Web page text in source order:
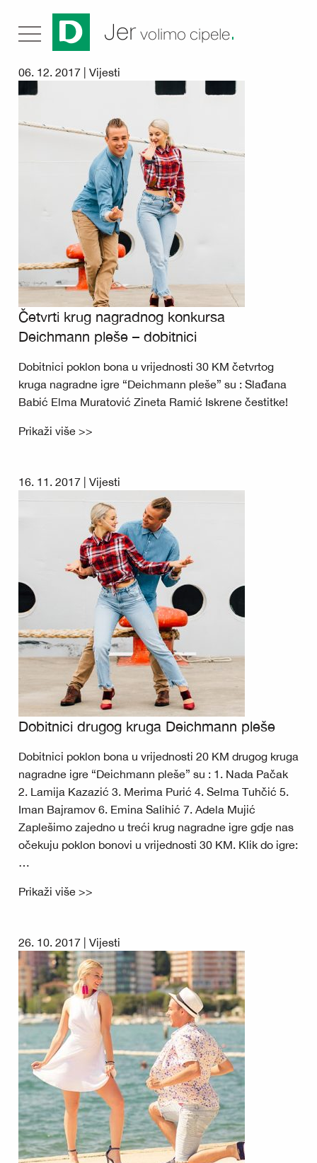
Jer volimo cipele.
06. 12. 2017 | Vijesti
Četvrti krug nagradnog konkursa
Deichmann pleše – dobitnici
Dobitnici poklon bona u vrijednosti 30 KM četvrtog
kruga nagradne igre “Deichmann pleše” su : Slađana
Babić Elma Muratović Zineta Ramić Iskrene čestitke!
Prikaži više >>
16. 11. 2017 | Vijesti
Dobitnici drugog kruga Deichmann pleše
Dobitnici poklon bona u vrijednosti 20 KM drugog kruga
nagradne igre “Deichmann pleše” su : 1. Nada Pačak
2. Lamija Kazazić 3. Merima Purić 4. Selma Tuhčić 5.
Iman Bajramov 6. Emina Salihić 7. Adela Mujić
Zaplešimo zajedno u treći krug nagradne igre gdje nas
očekuju poklon bonovi u vrijednosti 30 KM. Klik do igre:
…
Prikaži više >>
26. 10. 2017 | Vijesti